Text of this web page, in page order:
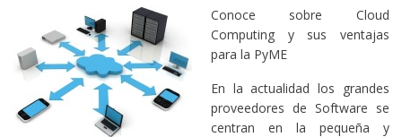
Conoce sobre Cloud
Computing y sus ventajas
para la PyME
En la actualidad los grandes
proveedores de Software se
centran en la pequeña y